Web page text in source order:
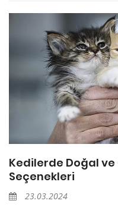
Kedilerde Doğal ve
Seçenekleri
23.03.2024